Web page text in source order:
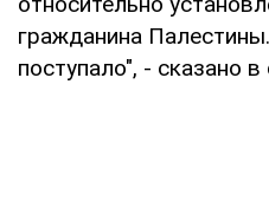
гражданина
поступало", - сказано